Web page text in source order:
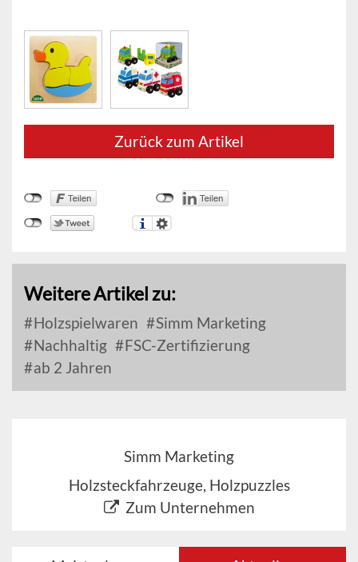
Zurück zum Artikel
Weitere Artikel zu:
Holzspielwaren
Simm Marketing
Nachhaltig
FSC-Zertifizierung
ab 2 Jahren
Simm Marketing
Holzsteckfahrzeuge, Holzpuzzles
Zum Unternehmen